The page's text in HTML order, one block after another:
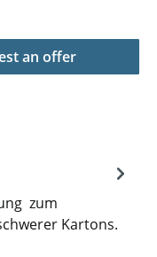
la
an offer
zum
Kartons.